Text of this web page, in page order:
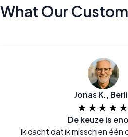
What Our
Jonas K.,
★★★★★
De keuze is
Ik dacht dat ik misschien één